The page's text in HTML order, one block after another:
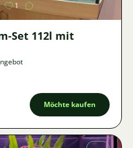
1
Set 112l mit
Möchte kaufen